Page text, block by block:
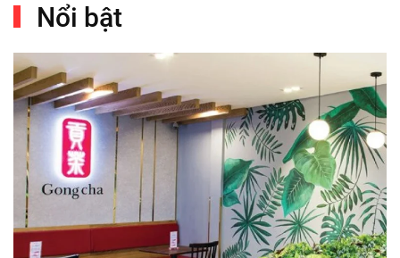
Nổi bật